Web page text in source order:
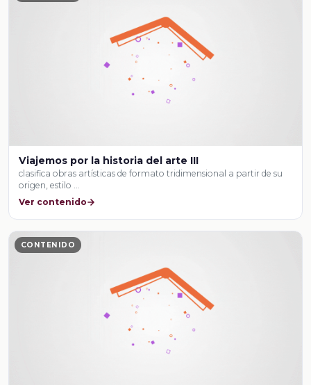
Viajemos por la historia del arte III
clasifica obras artísticas de formato tridimensional a partir de su
origen, estilo …
Ver contenido
CONTENIDO